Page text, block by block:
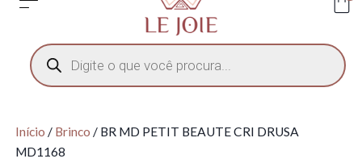
Início / Brinco / BR MD PETIT BEAUTE CRI DRUSA
MD1168